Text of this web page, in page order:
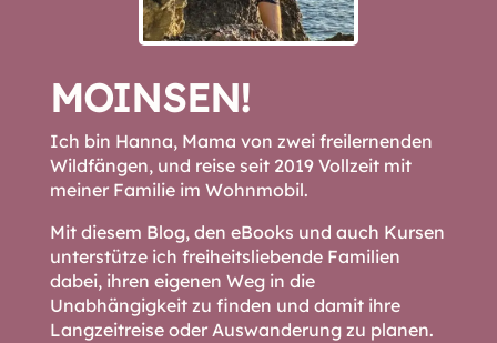
MOINSEN!
Ich bin Hanna, Mama von zwei freilernenden
Wildfängen, und reise seit 2019 Vollzeit mit
meiner Familie im Wohnmobil.
Mit diesem Blog, den eBooks und auch Kursen
unterstütze ich freiheitsliebende Familien
dabei, ihren eigenen Weg in die
Unabhängigkeit zu finden und damit ihre
Langzeitreise oder Auswanderung zu planen.